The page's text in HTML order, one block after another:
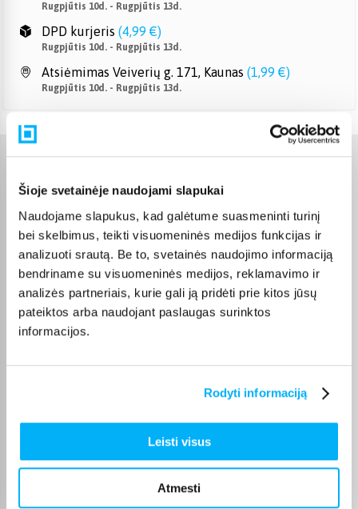
Šioje svetainėje naudojami slapukai
Naudojame slapukus, kad galėtume suasmeninti turinį
bei skelbimus, teikti visuomeninės medijos funkcijas ir
analizuoti srautą. Be to, svetainės naudojimo informaciją
bendriname su visuomeninės medijos, reklamavimo ir
analizės partneriais, kurie gali ją pridėti prie kitos jūsų
pateiktos arba naudojant paslaugas surinktos
informacijos.
Rodyti informaciją
Leisti visus
Atmesti
Rugpjūtis 10d. - Rugpjūtis 13d.
DPD kurjeris (4,99 €)
Rugpjūtis 10d. - Rugpjūtis 13d.
Atsiėmimas Veiverių g. 171, Kaunas (1,99 €)
Rugpjūtis 10d. - Rugpjūtis 13d.
Gamintojas INTOP
Operacinė sistema Windows 11 Home
Kietojo disko talpa 1 TB
Operatyvioji atmintis,
Intel
Prekės aprašymas